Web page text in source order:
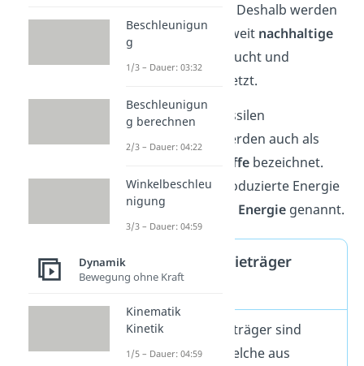
Klimawandel bei. Deshalb werden
heutzutage weltweit nachhaltige
gesucht und
verstärkt umgesetzt.
Übrigens:Die fossilen
Energieträger werden auch als
fossile Brennstoffebezeichnet.
Die aus ihnen produzierte Energie
wird auch
fossile Energiegenannt.
Fossile Energieträger
Fossile Energieträger sind
Brennstoffe, welche aus
Beschleunigun
g
1/3 – Dauer: 03:32
Beschleunigun
g berechnen
2/3 – Dauer: 04:22
Winkelbeschleu
nigung
3/3 – Dauer: 04:59
Dynamik
Bewegung ohne Kraft
Kinematik
Kinetik
1/5 – Dauer: 04:59